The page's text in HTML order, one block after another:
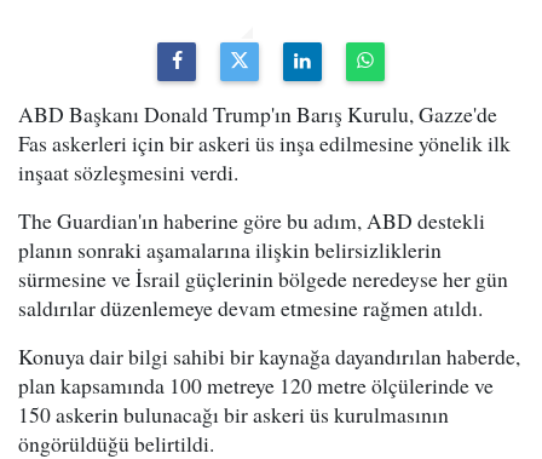
ABD Başkanı Donald Trump'ın Barış Kurulu, Gazze'de
Fas askerleri için bir askeri üs inşa edilmesine yönelik ilk
inşaat sözleşmesini verdi.
The Guardian'ın haberine göre bu adım, ABD destekli
planın sonraki aşamalarına ilişkin belirsizliklerin
sürmesine ve İsrail güçlerinin bölgede neredeyse her gün
saldırılar düzenlemeye devam etmesine rağmen atıldı.
Konuya dair bilgi sahibi bir kaynağa dayandırılan haberde,
plan kapsamında 100 metreye 120 metre ölçülerinde ve
150 askerin bulunacağı bir askeri üs kurulmasının
öngörüldüğü belirtildi.